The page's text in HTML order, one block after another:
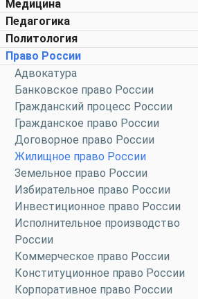
Медицина
Педагогика
Политология
Право России
Адвокатура
Банковское право России
Гражданский процесс России
Гражданское право России
Договорное право России
Жилищное право России
Земельное право России
Избирательное право России
Инвестиционное право России
Исполнительное производство
России
Коммерческое право России
Конституционное право России
Корпоративное право России